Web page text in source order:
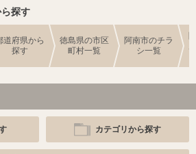
探す
道府県から
探す
徳島県の市区
町村一覧
阿南市のチラ
シ一覧
カテゴリから探す